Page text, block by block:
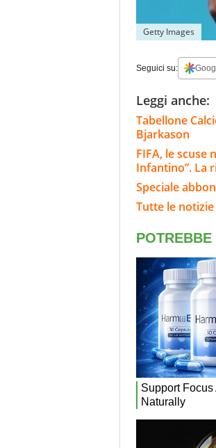
Getty Images
Seguici su:
Leggi anche:
Tabellone
Bjarkason
FIFA, le scuse
Infantino”. La
Speciale
Tutte le